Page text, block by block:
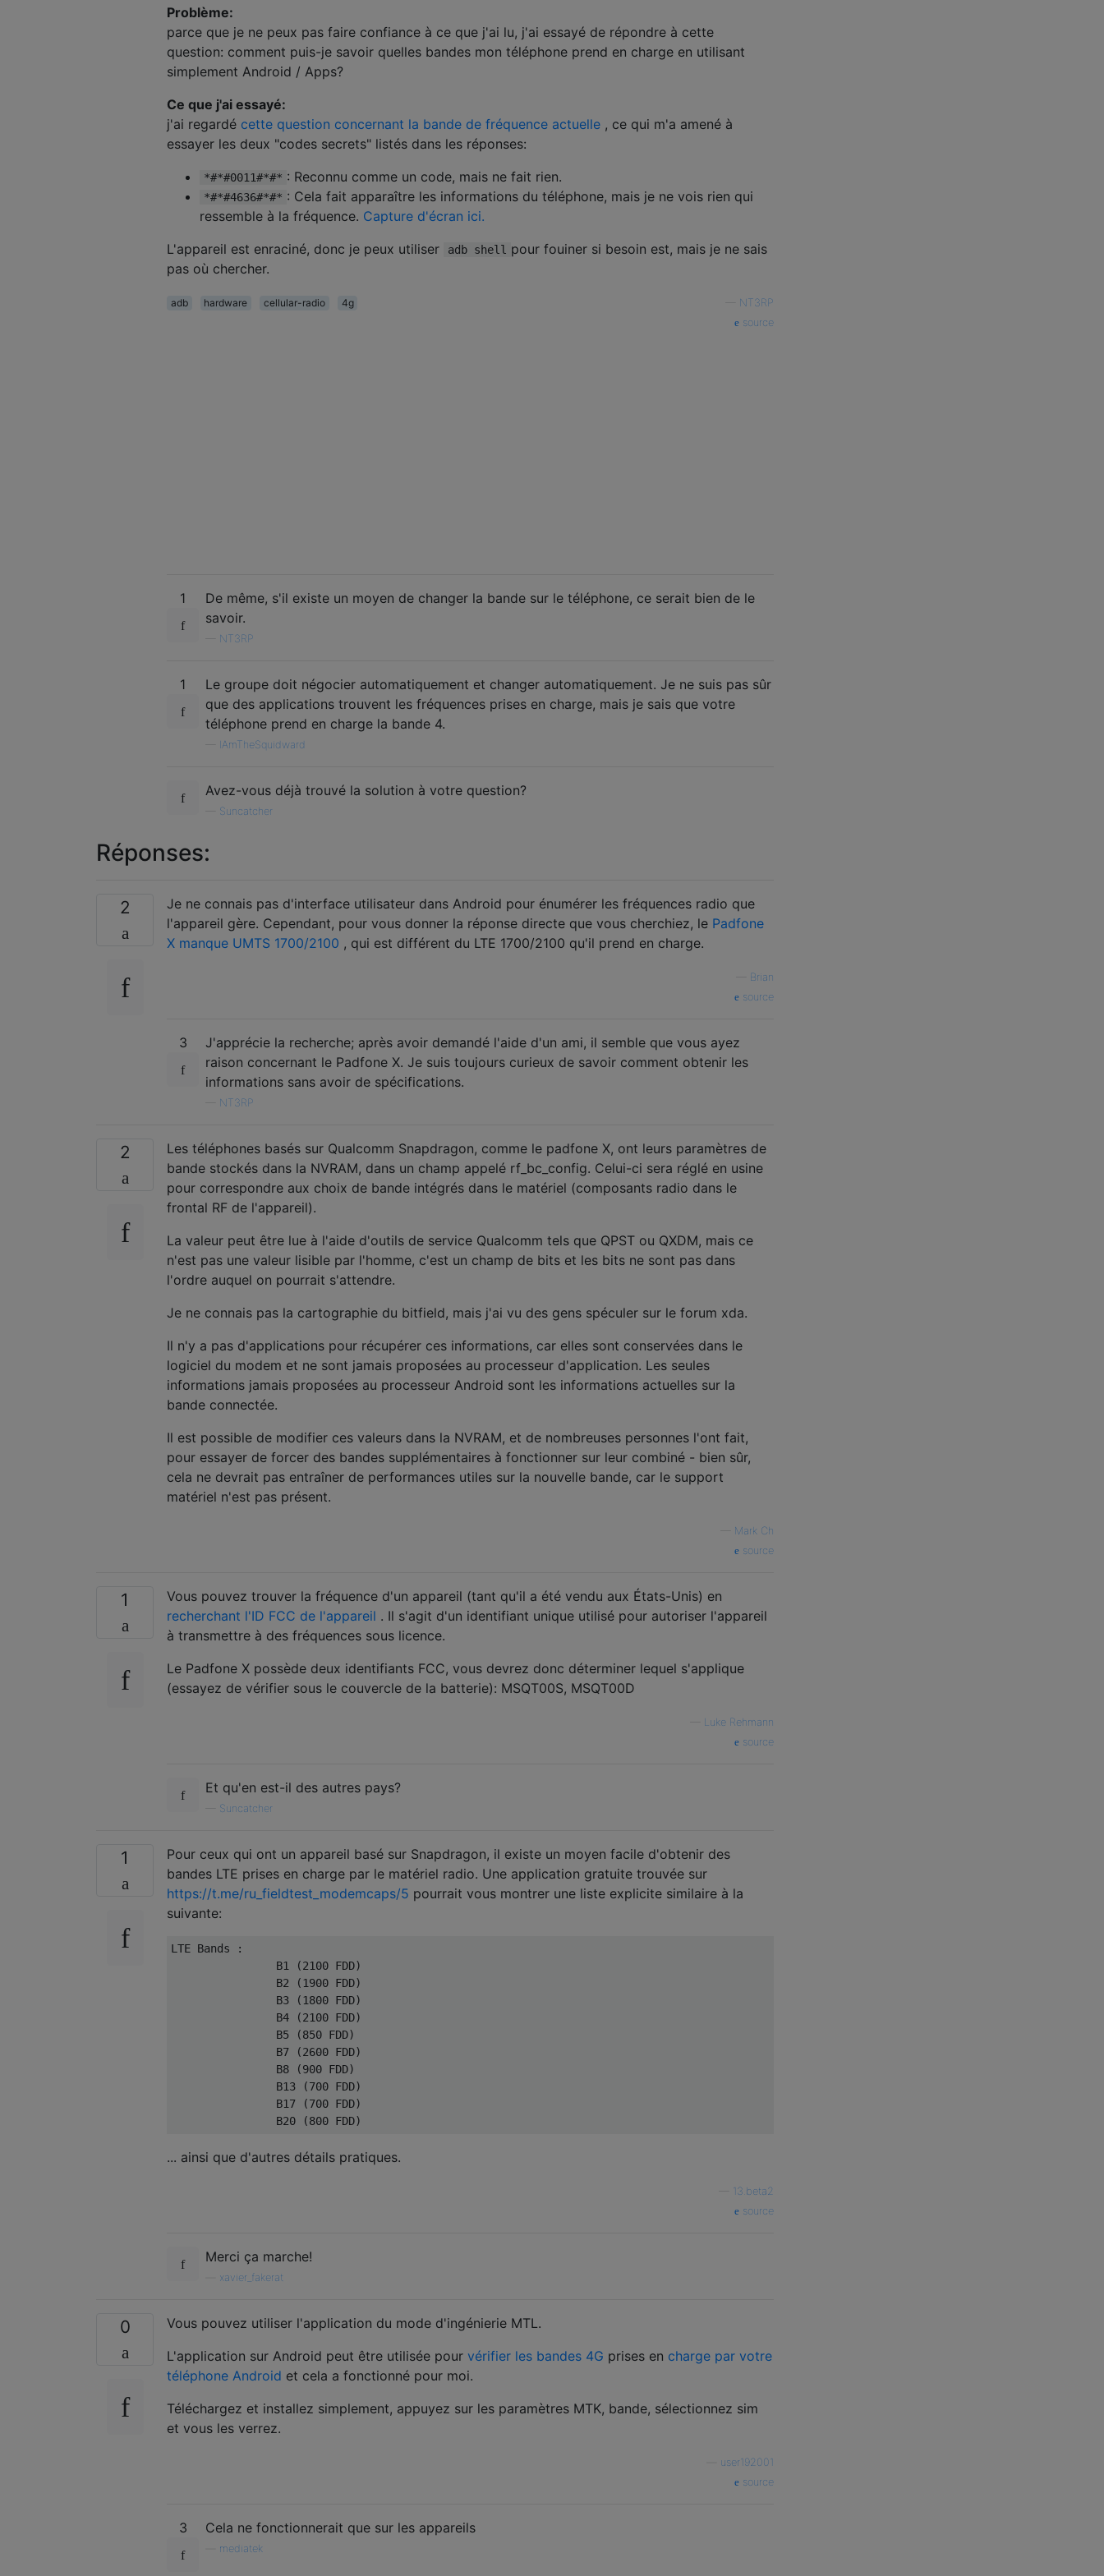
Problème:
parce que je ne peux pas faire confiance à ce que j'ai lu, j'ai essayé de répondre à cette
question: comment puis-je savoir quelles bandes mon téléphone prend en charge en utilisant
simplement Android / Apps?
Ce que j'ai essayé:
j'ai regardé cette question concernant la bande de fréquence actuelle , ce qui m'a amené à
essayer les deux "codes secrets" listés dans les réponses:
*#*#0011#*#* : Reconnu comme un code, mais ne fait rien.
*#*#4636#*#* : Cela fait apparaître les informations du téléphone, mais je ne vois rien qui
ressemble à la fréquence. Capture d'écran ici.
L'appareil est enraciné, donc je peux utiliser
adb shell pour fouiner si besoin est, mais je ne sais
pas où chercher.
adb hardware cellular-radio 4g
NT3RP
source
1
De même, s'il existe un moyen de changer la bande sur le téléphone, ce serait bien de le
savoir.
NT3RP
1
Le groupe doit négocier automatiquement et changer automatiquement. Je ne suis pas sûr
que des applications trouvent les fréquences prises en charge, mais je sais que votre
téléphone prend en charge la bande 4.
IAmTheSquidward
Avez-vous déjà trouvé la solution à votre question?
Suncatcher
Réponses:
2
Je ne connais pas d'interface utilisateur dans Android pour énumérer les fréquences radio que
l'appareil gère. Cependant, pour vous donner la réponse directe que vous cherchiez, le Padfone
X manque UMTS 1700/2100 , qui est différent du LTE 1700/2100 qu'il prend en charge.
Brian
source
3
J'apprécie la recherche; après avoir demandé l'aide d'un ami, il semble que vous ayez
raison concernant le Padfone X. Je suis toujours curieux de savoir comment obtenir les
informations sans avoir de spécifications.
NT3RP
2
Les téléphones basés sur Qualcomm Snapdragon, comme le padfone X, ont leurs paramètres de
bande stockés dans la NVRAM, dans un champ appelé rf_bc_config. Celui-ci sera réglé en usine
pour correspondre aux choix de bande intégrés dans le matériel (composants radio dans le
frontal RF de l'appareil).
La valeur peut être lue à l'aide d'outils de service Qualcomm tels que QPST ou QXDM, mais ce
n'est pas une valeur lisible par l'homme, c'est un champ de bits et les bits ne sont pas dans
l'ordre auquel on pourrait s'attendre.
Je ne connais pas la cartographie du bitfield, mais j'ai vu des gens spéculer sur le forum xda.
Il n'y a pas d'applications pour récupérer ces informations, car elles sont conservées dans le
logiciel du modem et ne sont jamais proposées au processeur d'application. Les seules
informations jamais proposées au processeur Android sont les informations actuelles sur la
bande connectée.
Il est possible de modifier ces valeurs dans la NVRAM, et de nombreuses personnes l'ont fait,
pour essayer de forcer des bandes supplémentaires à fonctionner sur leur combiné - bien sûr,
cela ne devrait pas entraîner de performances utiles sur la nouvelle bande, car le support
matériel n'est pas présent.
Mark Ch
source
1
Vous pouvez trouver la fréquence d'un appareil (tant qu'il a été vendu aux États-Unis) en
recherchant l'ID FCC de l'appareil . Il s'agit d'un identifiant unique utilisé pour autoriser l'appareil
à transmettre à des fréquences sous licence.
Le Padfone X possède deux identifiants FCC, vous devrez donc déterminer lequel s'applique
(essayez de vérifier sous le couvercle de la batterie): MSQT00S, MSQT00D
Luke Rehmann
source
Et qu'en est-il des autres pays?
Suncatcher
1
Pour ceux qui ont un appareil basé sur Snapdragon, il existe un moyen facile d'obtenir des
bandes LTE prises en charge par le matériel radio. Une application gratuite trouvée sur
https://t.me/ru_fieldtest_modemcaps/5 pourrait vous montrer une liste explicite similaire à la
suivante:
LTE Bands :
                B1 (2100 FDD)
                B2 (1900 FDD)
                B3 (1800 FDD)
                B4 (2100 FDD)
                B5 (850 FDD)
                B7 (2600 FDD)
                B8 (900 FDD)
                B13 (700 FDD)
                B17 (700 FDD)
... ainsi que d'autres détails pratiques.
13.beta2
source
Merci ça marche!
xavier_fakerat
0
Vous pouvez utiliser l'application du mode d'ingénierie MTL.
L'application sur Android peut être utilisée pour vérifier les bandes 4G prises en charge par votre
téléphone Android et cela a fonctionné pour moi.
Téléchargez et installez simplement, appuyez sur les paramètres MTK, bande, sélectionnez sim
et vous les verrez.
user192001
source
3 Cela ne fonctionnerait que sur les appareils
mediatek